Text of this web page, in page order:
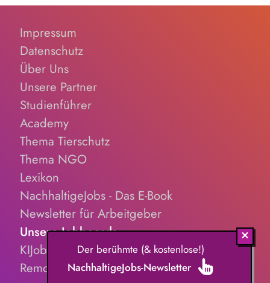
Impressum
Datenschutz
Über Uns
Unsere Partner
Studienführer
Academy
Thema Tierschutz
Thema NGO
Lexikon
NachhaltigeJobs - Das E-Book
Newsletter für Arbeitgeber
Unsere Jobboards
KIJobs.de
RemoteJobs.de
Der berühmte (& kostenlose!)
NachhaltigeJobs-Newsletter